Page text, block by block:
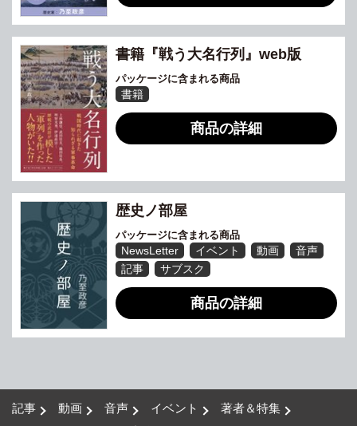
書籍『戦う大名行列』web版
パッケージに含まれる商品
書籍
商品の詳細
歴史ノ部屋
パッケージに含まれる商品
NewsLetter イベント 動画
音声
記事
サブスク
商品の詳細
記事 動画 音声 イベント
著者＆特集